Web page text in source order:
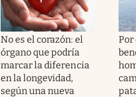
No es el corazón: el
órgano que podría
marcar la diferencia
en la longevidad,
según una nueva
Por